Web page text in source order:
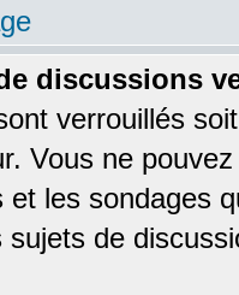
discussions
verrouillés
Vous ne
et les sondages
de